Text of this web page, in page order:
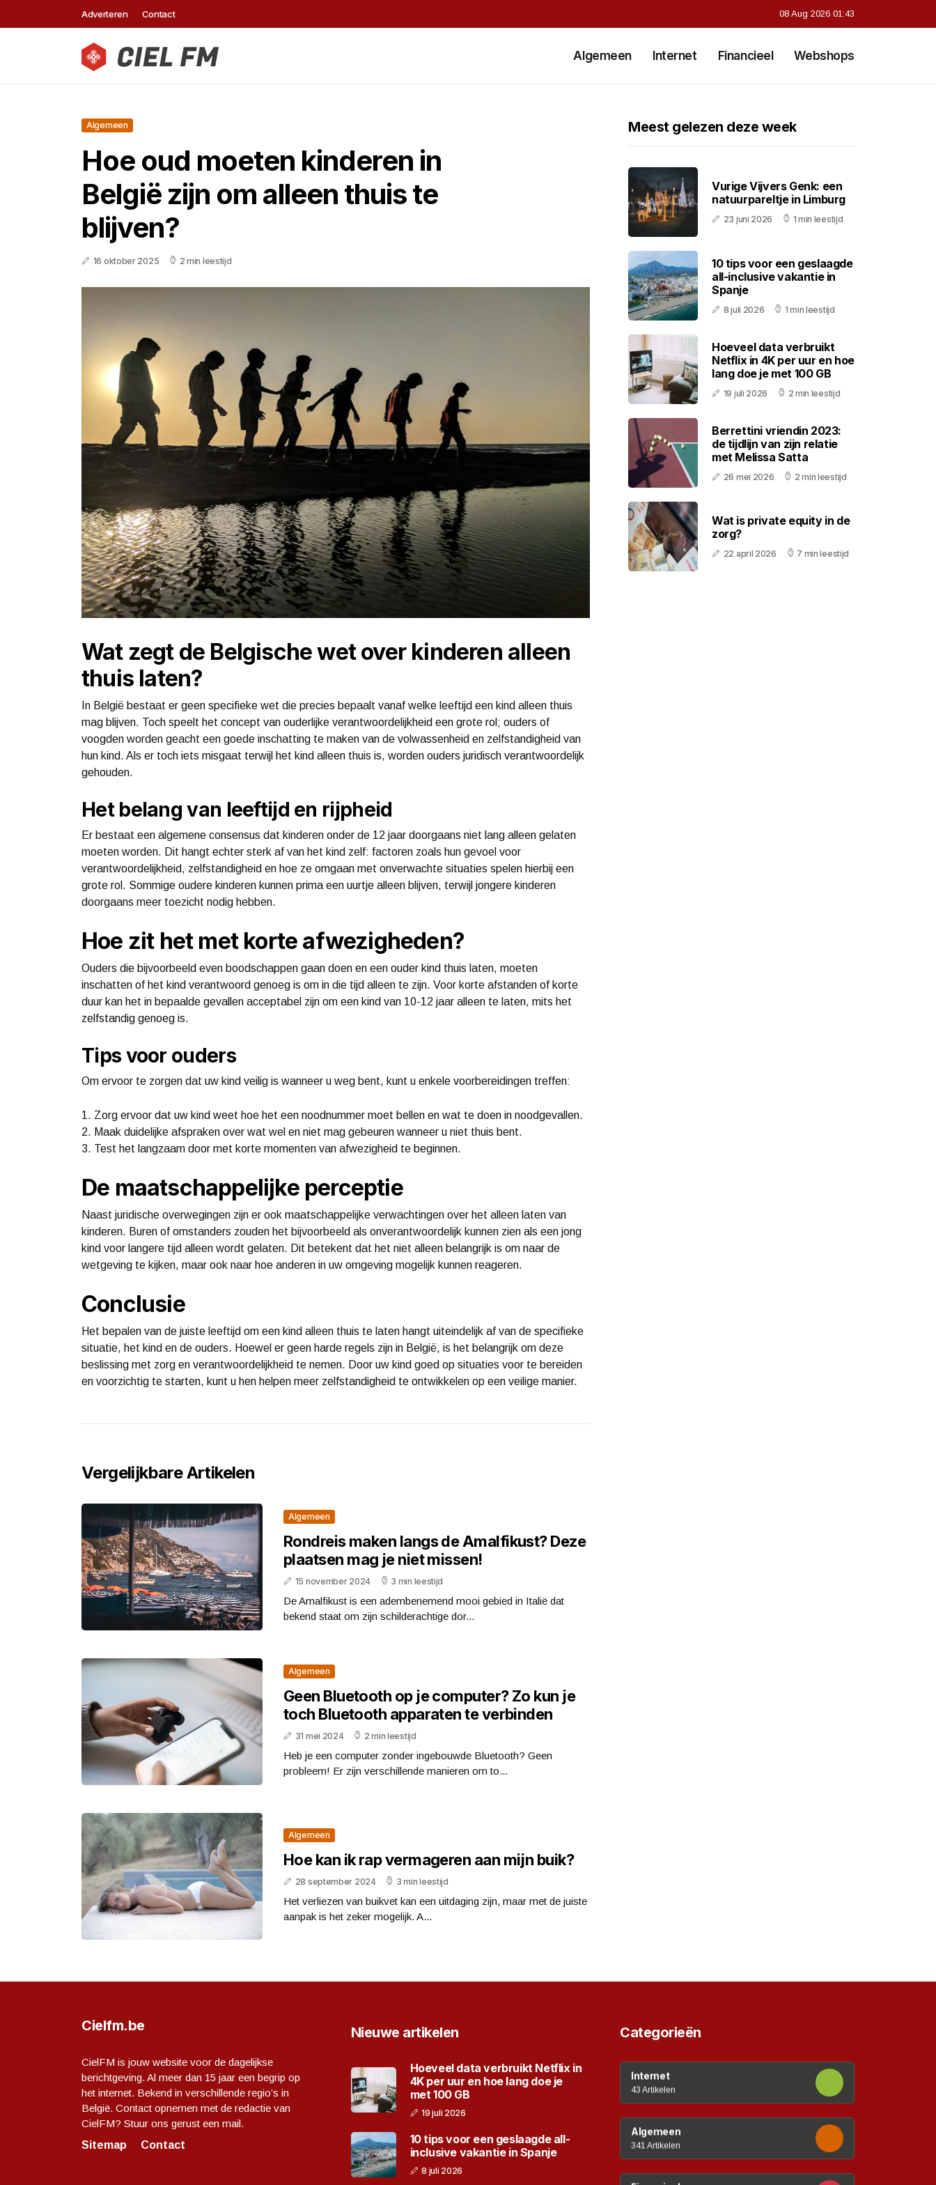
Adverteren Contact 08 Aug 2026 01:43
Algemeen Internet Financieel Webshops
Algemeen
Hoe oud moeten kinderen in
België zijn om alleen thuis te
blijven?
16 oktober 2025 2 min leestijd
Wat zegt de Belgische wet over kinderen alleen
thuis laten?
In België bestaat er geen specifieke wet die precies bepaalt vanaf welke leeftijd een kind alleen thuis
mag blijven. Toch speelt het concept van ouderlijke verantwoordelijkheid een grote rol; ouders of
voogden worden geacht een goede inschatting te maken van de volwassenheid en zelfstandigheid van
hun kind. Als er toch iets misgaat terwijl het kind alleen thuis is, worden ouders juridisch verantwoordelijk
gehouden.
Het belang van leeftijd en rijpheid
Er bestaat een algemene consensus dat kinderen onder de 12 jaar doorgaans niet lang alleen gelaten
moeten worden. Dit hangt echter sterk af van het kind zelf: factoren zoals hun gevoel voor
verantwoordelijkheid, zelfstandigheid en hoe ze omgaan met onverwachte situaties spelen hierbij een
grote rol. Sommige oudere kinderen kunnen prima een uurtje alleen blijven, terwijl jongere kinderen
doorgaans meer toezicht nodig hebben.
Hoe zit het met korte afwezigheden?
Ouders die bijvoorbeeld even boodschappen gaan doen en een ouder kind thuis laten, moeten
inschatten of het kind verantwoord genoeg is om in die tijd alleen te zijn. Voor korte afstanden of korte
duur kan het in bepaalde gevallen acceptabel zijn om een kind van 10-12 jaar alleen te laten, mits het
zelfstandig genoeg is.
Tips voor ouders
Om ervoor te zorgen dat uw kind veilig is wanneer u weg bent, kunt u enkele voorbereidingen treffen:
1. Zorg ervoor dat uw kind weet hoe het een noodnummer moet bellen en wat te doen in noodgevallen.
2. Maak duidelijke afspraken over wat wel en niet mag gebeuren wanneer u niet thuis bent.
3. Test het langzaam door met korte momenten van afwezigheid te beginnen.
De maatschappelijke perceptie
Naast juridische overwegingen zijn er ook maatschappelijke verwachtingen over het alleen laten van
kinderen. Buren of omstanders zouden het bijvoorbeeld als onverantwoordelijk kunnen zien als een jong
kind voor langere tijd alleen wordt gelaten. Dit betekent dat het niet alleen belangrijk is om naar de
wetgeving te kijken, maar ook naar hoe anderen in uw omgeving mogelijk kunnen reageren.
Conclusie
Het bepalen van de juiste leeftijd om een kind alleen thuis te laten hangt uiteindelijk af van de specifieke
situatie, het kind en de ouders. Hoewel er geen harde regels zijn in België, is het belangrijk om deze
beslissing met zorg en verantwoordelijkheid te nemen. Door uw kind goed op situaties voor te bereiden
en voorzichtig te starten, kunt u hen helpen meer zelfstandigheid te ontwikkelen op een veilige manier.
Vergelijkbare Artikelen
Algemeen
Rondreis maken langs de Amalfikust? Deze
plaatsen mag je niet missen!
15 november 2024 3 min leestijd
De Amalfikust is een adembenemend mooi gebied in Italië dat
bekend staat om zijn schilderachtige dor...
Algemeen
Geen Bluetooth op je computer? Zo kun je
toch Bluetooth apparaten te verbinden
31 mei 2024 2 min leestijd
Heb je een computer zonder ingebouwde Bluetooth? Geen
probleem! Er zijn verschillende manieren om to...
Algemeen
Hoe kan ik rap vermageren aan mijn buik?
28 september 2024 3 min leestijd
Het verliezen van buikvet kan een uitdaging zijn, maar met de juiste
aanpak is het zeker mogelijk. A...
Meest gelezen deze week
Vurige Vijvers Genk: een
natuurpareltje in Limburg
23 juni 2026 1 min leestijd
10 tips voor een geslaagde
all-inclusive vakantie in
Spanje
8 juli 2026 1 min leestijd
Hoeveel data verbruikt
Netflix in 4K per uur en hoe
lang doe je met 100 GB
19 juli 2026 2 min leestijd
Berrettini vriendin 2023:
de tijdlijn van zijn relatie
met Melissa Satta
26 mei 2026 2 min leestijd
Wat is private equity in de
zorg?
22 april 2026 7 min leestijd
Cielfm.be
CielFM is jouw website voor de dagelijkse
berichtgeving. Al meer dan 15 jaar een begrip op
het internet. Bekend in verschillende regio’s in
België. Contact opnemen met de redactie van
CielFM? Stuur ons gerust een mail.
Sitemap
Contact
Nieuwe artikelen
Hoeveel data verbruikt Netflix in
4K per uur en hoe lang doe je
met 100 GB
19 juli 2026
10 tips voor een geslaagde all-
inclusive vakantie in Spanje
8 juli 2026
Categorieën
Internet
43 Artikelen
Algemeen
341 Artikelen